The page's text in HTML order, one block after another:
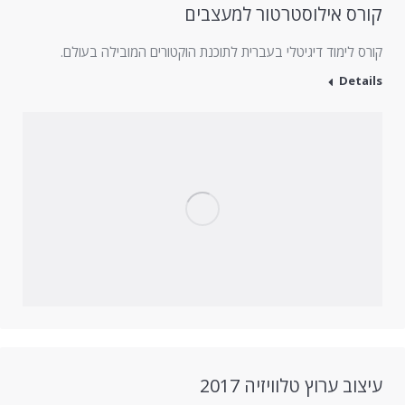
קורס אילוסטרטור למעצבים
קורס לימוד דיגיטלי בעברית לתוכנת הוקטורים המובילה בעולם.
Details
עיצוב ערוץ טלוויזיה 2017